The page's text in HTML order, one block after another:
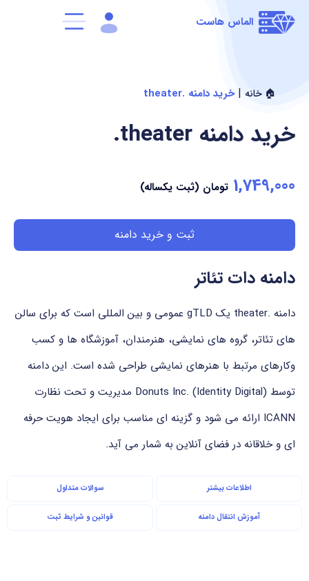
الماس هاست
🏠 خانه |خرید دامنه .theater
.theater خرید دامنه
1,749,000 تومان (ثبت یکساله)
ثبت و خرید دامنه
دامنه دات تئاتر
دامنه .theater یک gTLD عمومی و بین المللی است که برای سالن
های تئاتر، گروه های نمایشی، هنرمندان، آموزشگاه ها و کسب
وکارهای مرتبط با هنرهای نمایشی طراحی شده است. این دامنه
توسط Donuts Inc. (Identity Digital) مدیریت و تحت نظارت
ICANN ارائه می شود و گزینه ای مناسب برای ایجاد هویت حرفه
ای و خلاقانه در فضای آنلاین به شمار می آید.
اطلاعات بیشتر سوالات متداول
آموزش انتقال دامنه قوانین و شرایط ثبت